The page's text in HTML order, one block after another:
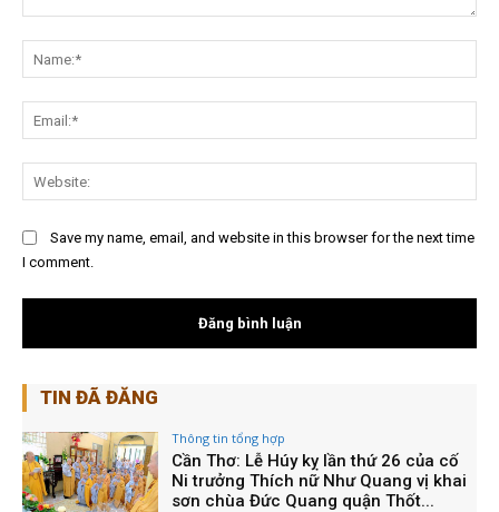
dung:
Save my name, email, and website in this browser for the next time
I comment.
TIN ĐÃ ĐĂNG
Thông tin tổng hợp
Cần Thơ: Lễ Húy kỵ lần thứ 26 của cố
Ni trưởng Thích nữ Như Quang vị khai
sơn chùa Đức Quang quận Thốt...